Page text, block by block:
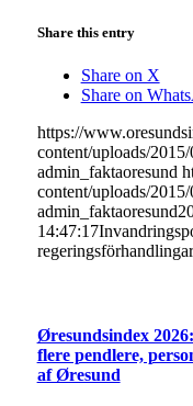
Share this entry
Share on X
Share on
https://
content/uploads/
admin_faktaoresund
content/uploads/
admin_faktaoresund
14:47:17
Øresundsindex
flere pendlere,
af Øresund